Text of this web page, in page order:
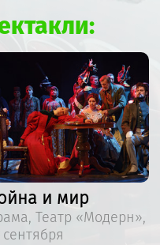
мир
спектакль,
«Модерн», 19